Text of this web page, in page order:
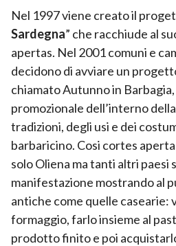
Nel 1997 viene creato il
Sardegna” che racchiude al
apertas. Nel 2001 comuni e
decidono di avviare un
chiamato Autunno in
promozionale dell’interno
tradizioni, degli usi e dei
barbaricino. Cosi cortes
solo Oliena ma tanti altri paesi
manifestazione mostrando al
antiche come quelle casearie:
formaggio, farlo insieme al
prodotto finito e poi